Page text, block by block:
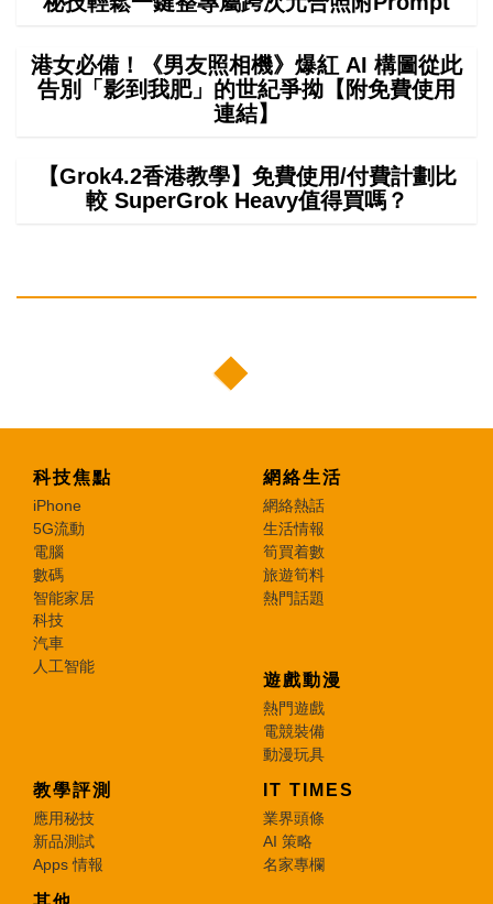
港女必備！《男友照相機》爆紅 AI 構圖從此
告別「影到我肥」的世紀爭拗【附免費使用
連結】
【Grok4.2香港教學】免費使用/付費計劃比
較 SuperGrok Heavy值得買嗎？
科技焦點
iPhone
5G流動
電腦
數碼
智能家居
科技
汽車
人工智能
網絡生活
網絡熱話
生活情報
筍買着數
旅遊筍料
熱門話題
遊戲動漫
熱門遊戲
電競裝備
動漫玩具
教學評測
應用秘技
新品測試
Apps 情報
IT TIMES
業界頭條
AI 策略
名家專欄